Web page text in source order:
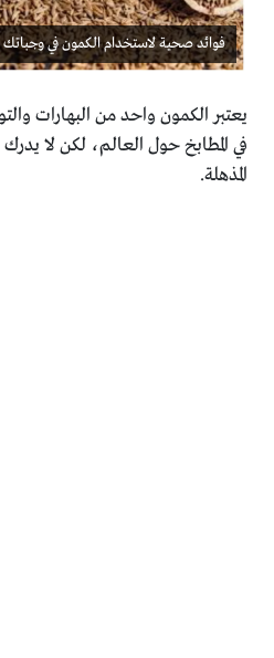
فوائد صحية لاستخدام الكمون في وجباتك
يعتبر الكمون واحد من البهارات
‏في المطابخ حول العالم، لكن لا
‏المذهلة.‏